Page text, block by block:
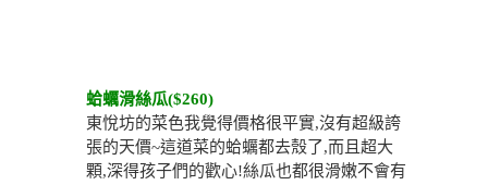
蛤蠣滑絲瓜($260)
東悅坊的菜色我覺得價格很平實,沒有超級誇
張的天價~這道菜的蛤蠣都去殼了,而且超大
顆,深得孩子們的歡心!絲瓜也都很滑嫩不會有